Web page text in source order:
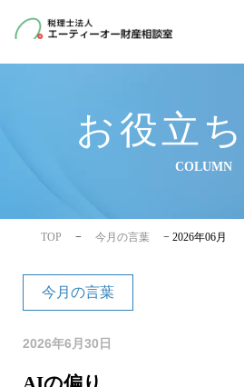
お役立
COLUMN
TOP − 今月の言葉 − 2026年06月
今月の言葉
2026年6月30日